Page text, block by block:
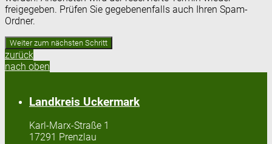
freigegeben. Prüfen Sie gegebenenfalls auch Ihren Spam-
Ordner.
zurück
nach oben
Landkreis Uckermark
Karl-Marx-Straße 1
17291 Prenzlau